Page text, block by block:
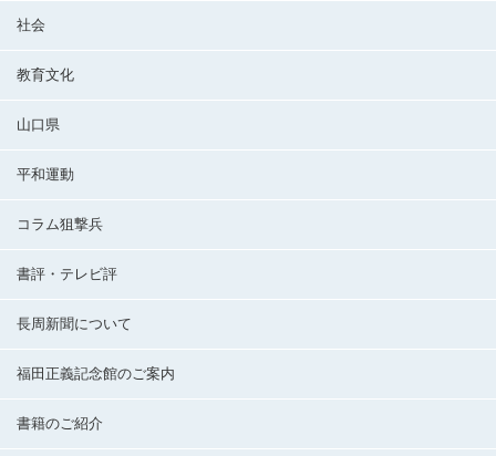
社会
教育文化
山口県
平和運動
コラム狙撃兵
書評・テレビ評
長周新聞について
福田正義記念館のご案内
書籍のご紹介